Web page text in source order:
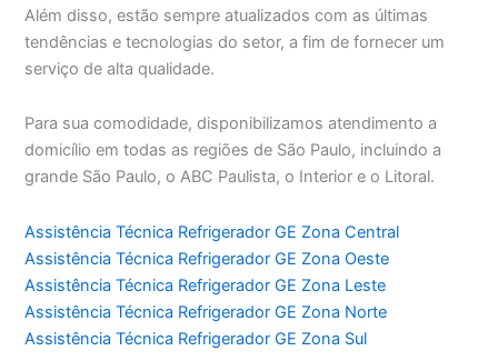
Além disso, estão sempre atualizados com as últimas
tendências e tecnologias do setor, a fim de fornecer um
serviço de alta qualidade.
Para sua comodidade, disponibilizamos atendimento a
domicílio em todas as regiões de São Paulo, incluindo a
grande São Paulo, o ABC Paulista, o Interior e o Litoral.
Assistência Técnica Refrigerador GE Zona Central
Assistência Técnica Refrigerador GE Zona Oeste
Assistência Técnica Refrigerador GE Zona Leste
Assistência Técnica Refrigerador GE Zona Norte
Assistência Técnica Refrigerador GE Zona Sul